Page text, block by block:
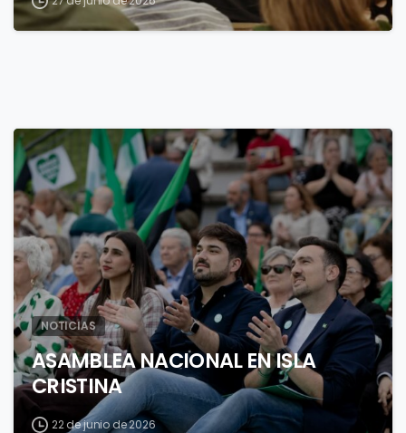
3
NOTICIAS
ASAMBLEA NACIONAL EN ISLA
CRISTINA
22 de junio de 2026